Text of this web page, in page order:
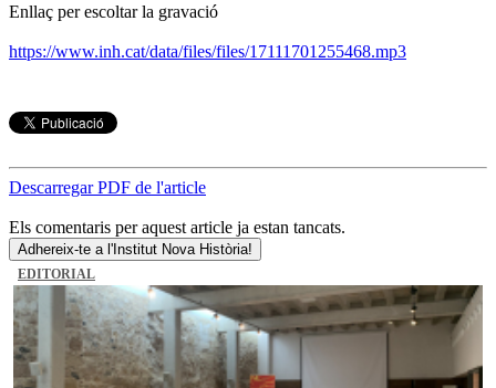
Enllaç per escoltar la gravació
https://www.inh.cat/data/files/files/17111701255468.mp3
Descarregar PDF de l'article
Els comentaris per aquest article ja estan tancats.
Adhereix-te a l'Institut Nova Història!
EDITORIAL